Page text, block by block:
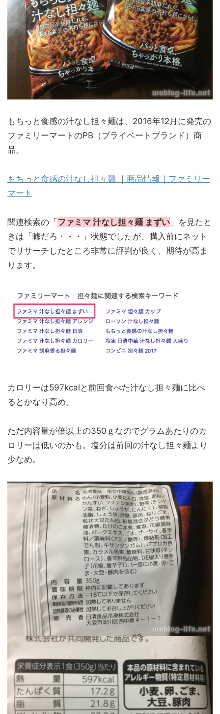
もちっと食感の汁なし担々麺は、2016年12月に発売の
ファミリーマートのPB（プライベートブランド）商
品。
もちっと食感の汁なし担々麺 ｜商品情報｜ファミリー
マート
関連検索の「 ファミマ 汁なし担々麺 まずい 」を見たと
きは「嘘だろ・・・」状態でしたが、購入前にネット
でリサーチしたところ非常に評判が良く、期待が高ま
ります。
カロリーは597kcalと前回食べた汁なし担々麺に比べ
るとかなり高め。
ただ内容量が倍以上の350ｇなのでグラムあたりのカ
ロリーは低いのかも。塩分は前回の汁なし担々麺より
少なめ。